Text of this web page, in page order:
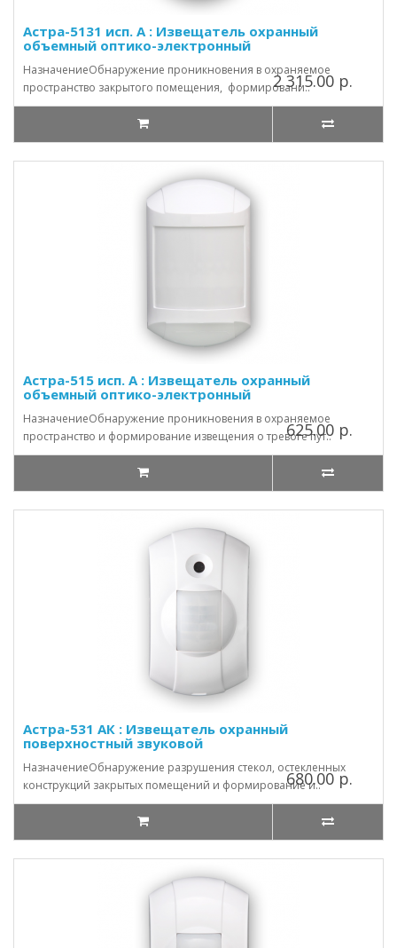
Астра-5131 исп. А : Извещатель охранный
объемный оптико-электронный
НазначениеОбнаружение проникновения в охраняемое
пространство закрытого помещения, формировани..2 315.00 р.
Астра-515 исп. А : Извещатель охранный
объемный оптико-электронный
НазначениеОбнаружение проникновения в охраняемое
пространство и формирование извещения о тревоге пут..
625.00 р.
Астра-531 АК : Извещатель охранный
поверхностный звуковой
НазначениеОбнаружение разрушения стекол, остекленных
конструкций закрытых помещений и формирование и..680.00 р.